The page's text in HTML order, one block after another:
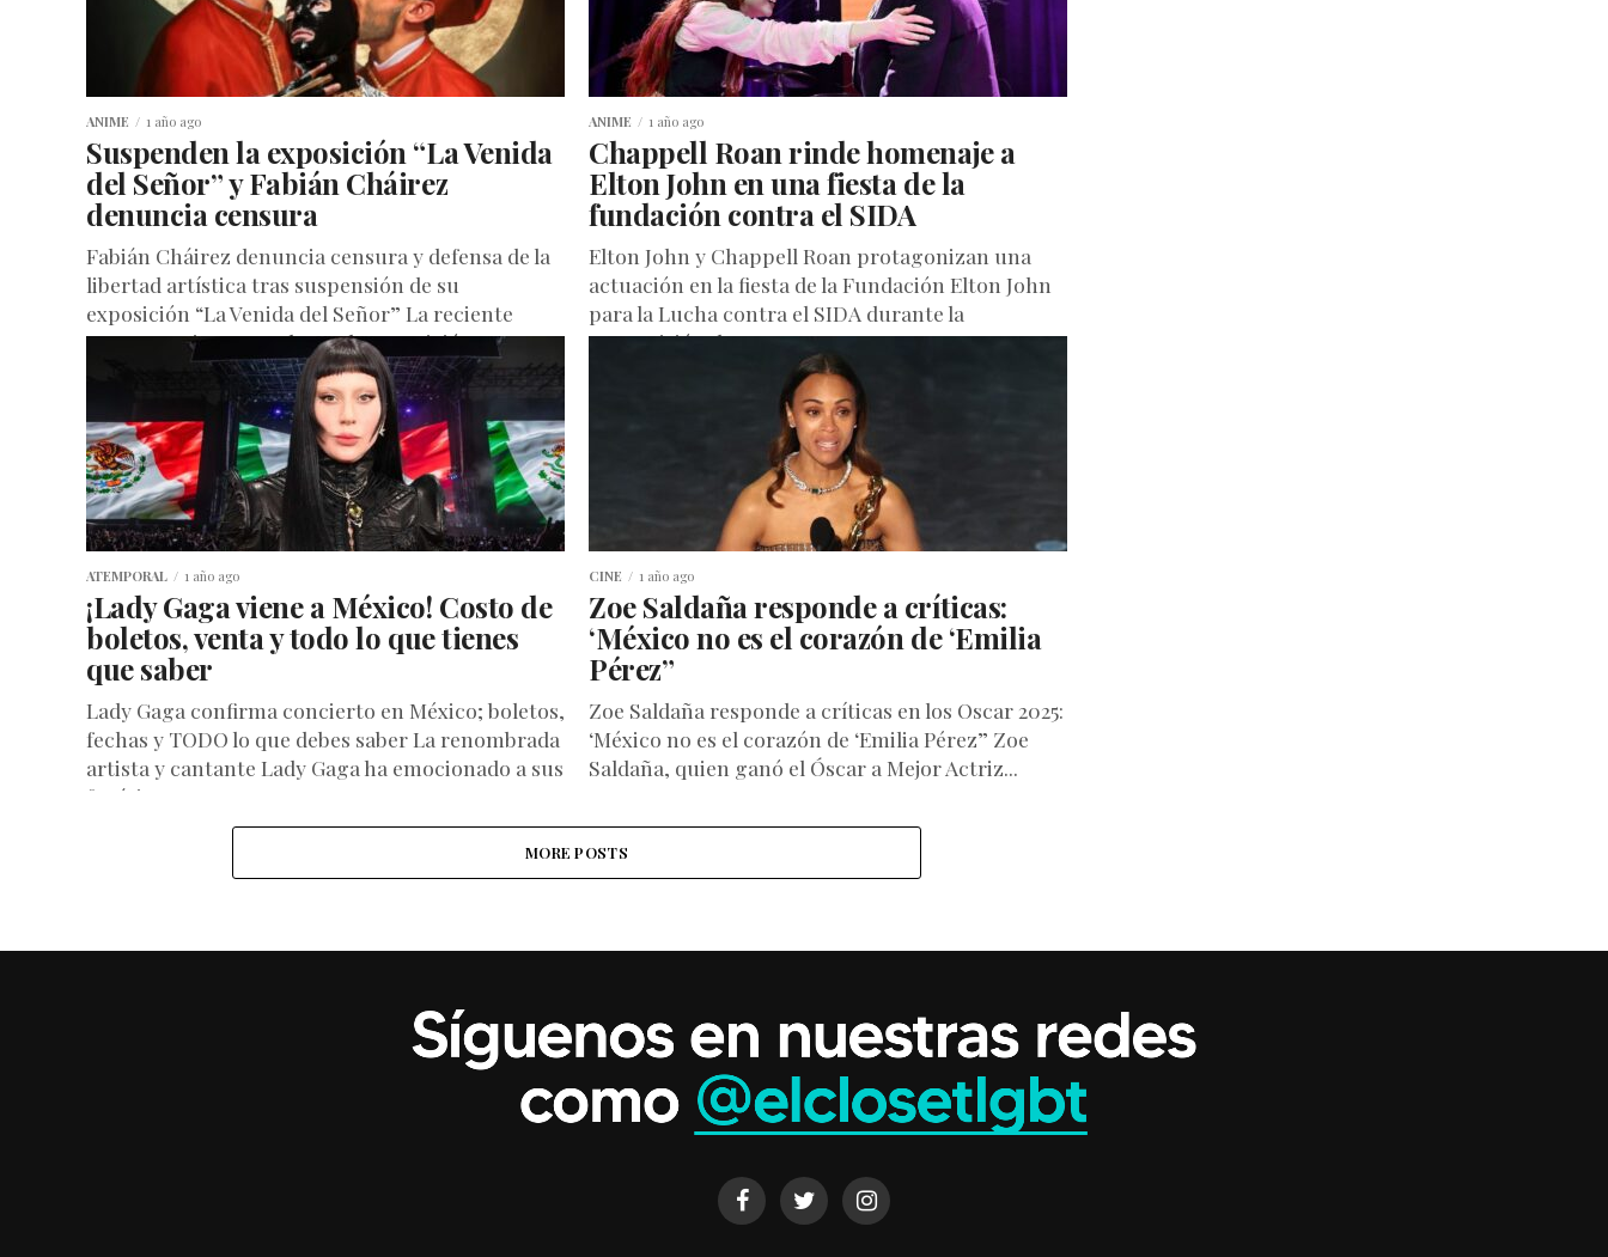
ANIME 1 año ago
Suspenden la exposición “La Venida
del Señor” y Fabián Cháirez
denuncia censura
Fabián Cháirez denuncia censura y defensa de la
libertad artística tras suspensión de su
exposición “La Venida del Señor” La reciente
controversia generada por la exposición...
ANIME 1 año ago
Chappell Roan rinde homenaje a
Elton John en una fiesta de la
fundación contra el SIDA
Elton John y Chappell Roan protagonizan una
actuación en la fiesta de la Fundación Elton John
para la Lucha contra el SIDA durante la
transmisión de...
ATEMPORAL 1 año ago
¡Lady Gaga viene a México! Costo de
boletos, venta y todo lo que tienes
que saber
Lady Gaga confirma concierto en México; boletos,
fechas y TODO lo que debes saber La renombrada
artista y cantante Lady Gaga ha emocionado a sus
fanáticos...
CINE 1 año ago
Zoe Saldaña responde a críticas:
‘México no es el corazón de ‘Emilia
Pérez”
Zoe Saldaña responde a críticas en los Oscar 2025:
‘México no es el corazón de ‘Emilia Pérez” Zoe
Saldaña, quien ganó el Óscar a Mejor Actriz...
MORE POSTS